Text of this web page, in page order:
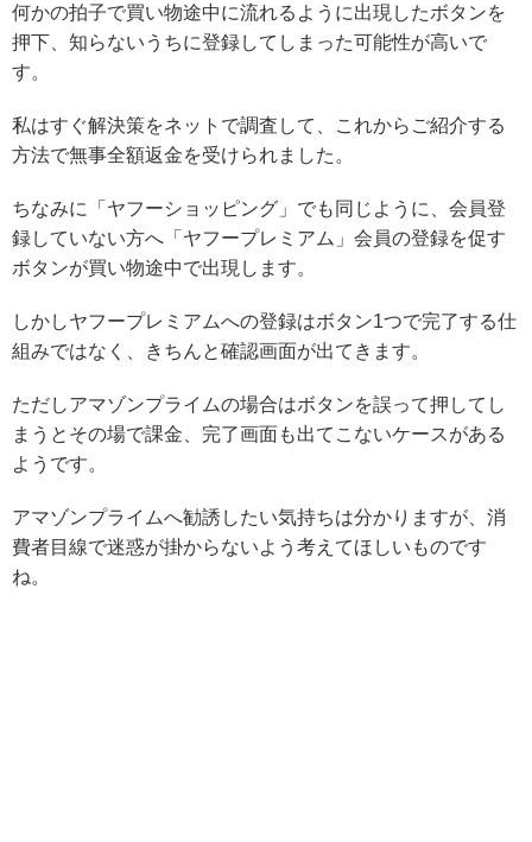
何かの拍子で買い物途中に流れるように出現したボタンを
押下、知らないうちに登録してしまった可能性が高いで
す。
私はすぐ解決策をネットで調査して、
これからご紹介する
方法で無事全額返金を受けられました。
ちなみに「ヤフーショッピング」でも同じように、会員登
録していない方へ「ヤフープレミアム」会員の登録を促す
ボタンが買い物途中で出現します。
しかしヤフープレミアムへの登録はボタン1つで完了する仕
組みではなく、きちんと確認画面が出てきます。
ただしアマゾンプライムの場合はボタンを誤って押してし
まうとその場で課金、完了画面も出てこないケースがある
ようです。
アマゾンプライムへ勧誘したい気持ちは分かりますが、消
費者目線で迷惑が掛からないよう考えてほしいものです
ね。